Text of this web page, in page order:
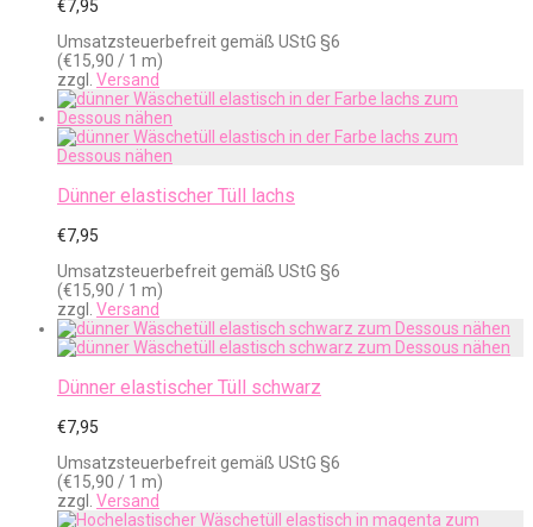
€7,95
Umsatzsteuerbefreit gemäß UStG §6
(€15,90 / 1 m)
zzgl. Versand
Dünner elastischer Tüll lachs
€7,95
Umsatzsteuerbefreit gemäß UStG §6
(€15,90 / 1 m)
zzgl. Versand
Dünner elastischer Tüll schwarz
€7,95
Umsatzsteuerbefreit gemäß UStG §6
(€15,90 / 1 m)
zzgl. Versand